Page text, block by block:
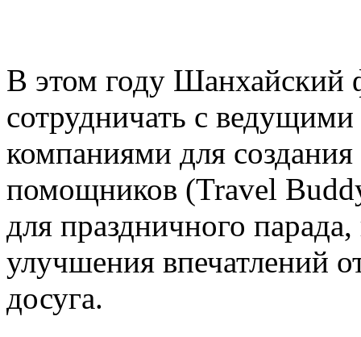
В этом году Шанхайский
сотрудничать с
компаниями для
помощников (Travel
для праздничного
улучшения впечатлений
досуга.